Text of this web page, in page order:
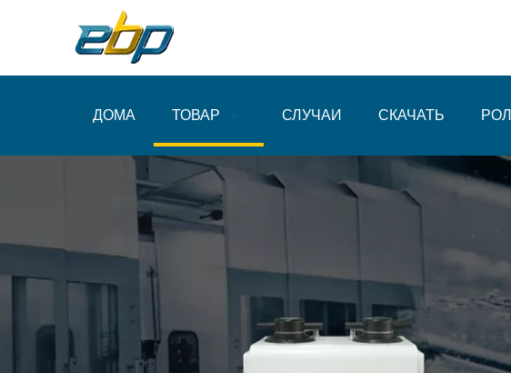
ДОМА ТОВАР СЛУЧАИ СКАЧАТЬ